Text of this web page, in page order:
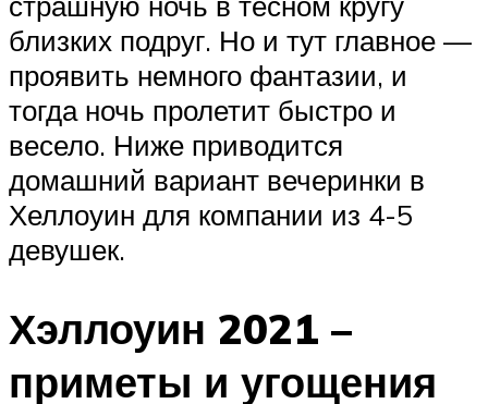
близких подруг. Но и тут главное —
проявить немного фантазии, и
тогда ночь пролетит быстро и
весело. Ниже приводится
домашний вариант вечеринки в
Хеллоуин для компании из 4-5
девушек.
Хэллоуин 2021 –
приметы и угощения